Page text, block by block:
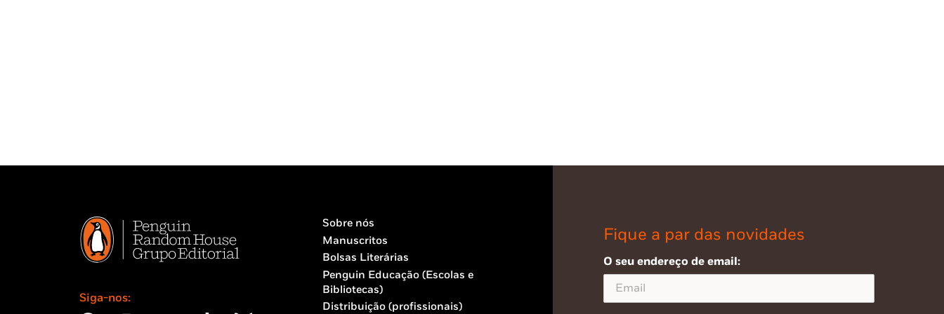
Siga-nos:
Sobre nós
Manuscritos
Bolsas Literárias
Penguin Educação (Escolas e
Bibliotecas)
Distribuição (profissionais)
Fique a par das novidades
O seu endereço de email: